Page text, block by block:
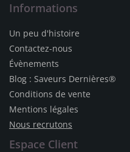
Informations
Un peu d'histoire
Contactez-nous
Évènements
Blog : Saveurs Dernières®
Conditions de vente
Mentions légales
Nous recrutons
Espace Client